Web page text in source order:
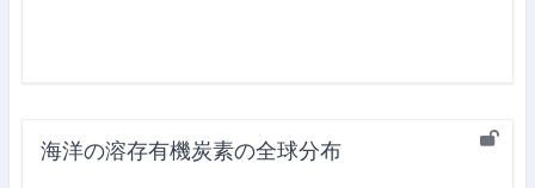
海洋の溶存有機炭素の全球分布